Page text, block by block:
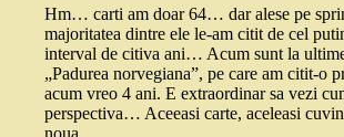
Hm… carti am doar 64… dar alese pe
majoritatea dintre ele le-am citit de cel
interval de citiva ani… Acum sunt la
„Padurea norvegiana”, pe care am citit-o
acum vreo 4 ani. E extraordinar sa vezi
perspectiva… Aceeasi carte, aceleasi
noua…